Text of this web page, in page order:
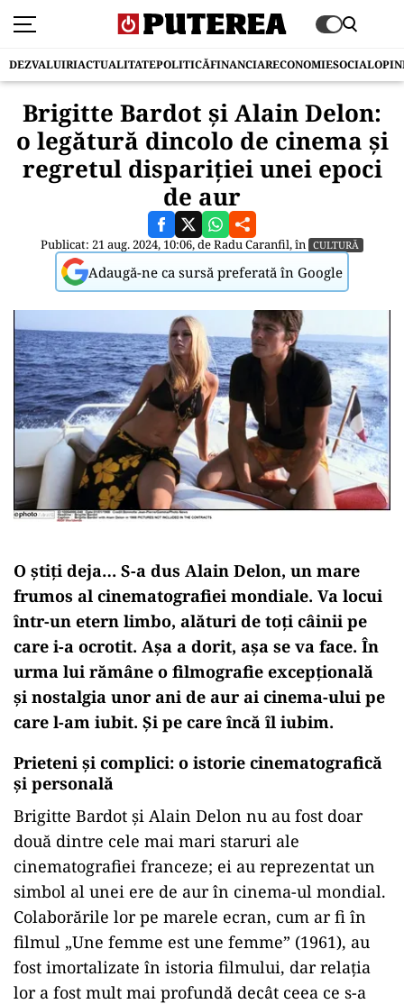
DEZVALUIRIACTUALITATEPOLITICĂFINANCIARECONOMIESOCIAL
Brigitte Bardot și Alain Delon:
o legătură dincolo de cinema și
regretul dispariției unei epoci
de aur
Publicat: 21 aug. 2024, 10:06, deRadu Caranfil, în CULTURĂ
Adaugă-ne ca sursă preferată în Google
O știți deja… S-a dus Alain Delon, un mare
frumos al cinematografiei mondiale. Va locui
într-un etern limbo, alături de toți câinii pe
care i-a ocrotit. Așa a dorit, așa se va face. În
urma lui rămâne o filmografie excepțională
și nostalgia unor ani de aur ai cinema-ului pe
care l-am iubit. Și pe care încă îl iubim.
Prieteni și complici: o istorie cinematografică
și personală
Brigitte Bardot și Alain Delon nu au fost doar
două dintre cele mai mari staruri ale
cinematografiei franceze; ei au reprezentat un
simbol al unei ere de aur în cinema-ul mondial.
Colaborările lor pe marele ecran, cum ar fi în
filmul „Une femme est une femme” (1961), au
fost imortalizate în istoria filmului, dar relația
lor a fost mult mai profundă decât ceea ce s-a